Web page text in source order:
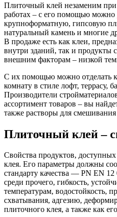
Плиточный клей незаменим
работах – с его помощью
крупноформатную, гипсовую
натуральный камень и многие
В продаже есть как клеи,
внутри зданий, так и продукты
внешним факторам – низкой
С их помощью можно отделать
комнату в стиле лофт, террасу,
Производители
ассортимент товаров – вы
также растворы для
Плиточный клей –
Свойства продуктов,
клея. Его параметры должны
стандарту качества — PN EN 12
среди прочего, гибкость,
температурам, водостойкость,
схватывания, адгезию,
плиточного клея, а также как